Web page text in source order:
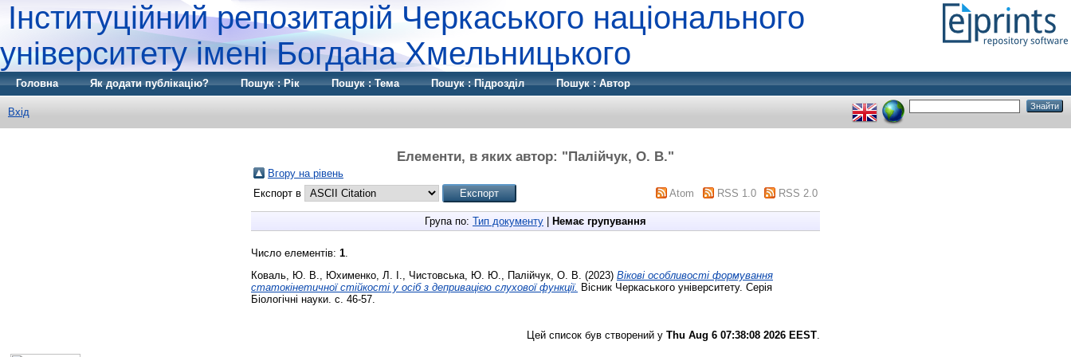
Інституційний репозитарій Черкаського національного
університету імені Богдана Хмельницького
Головна Як додати публікацію? Пошук : Рік Пошук : Тема Пошук : Підрозділ Пошук : Автор
Вхід
Елементи, в яких автор: "Палійчук, О. В."
Вгору на рівень
Експорт в
Atom RSS 1.0 RSS 2.0
Група по: Тип документу Немає групування
Число елементів: 1
Коваль, Ю. В.
Юхименко, Л. І. Чистовська, Ю. Ю. Палійчук, О. В. (2023) Вікові особливості формування
статокінетичної стійкості у осіб з депривацією слухової функції. Вісник Черкаського університету. Серія
Біологічні науки. с. 46-57.
Цей список був створений у Thu Aug 6 07:38:08 2026 EEST